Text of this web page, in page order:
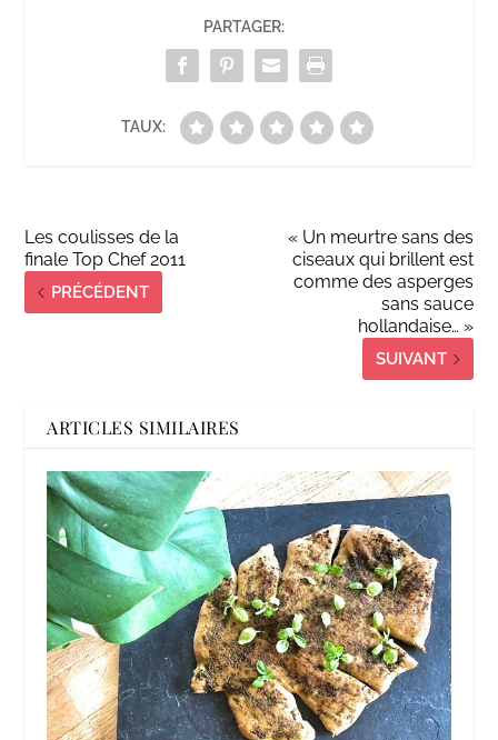
PARTAGER:
TAUX:
Les coulisses de la
finale Top Chef 2011
PRÉCÉDENT
« Un meurtre sans des
ciseaux qui brillent est
comme des asperges
sans sauce
hollandaise… »
SUIVANT
ARTICLES SIMILAIRES